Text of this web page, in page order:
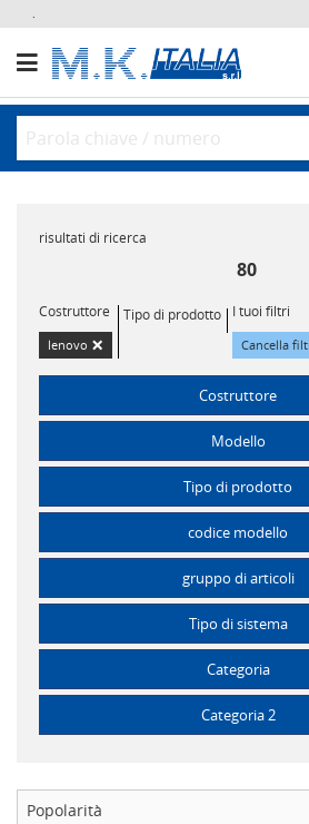
.
risultati di ricerca
80
Costruttore
lenovo ×
Tipo di prodotto I tuoi filtri
Cancella
Costruttore
Modello
Tipo di prodotto
codice modello
gruppo di articoli
Tipo di sistema
Categoria
Categoria 2